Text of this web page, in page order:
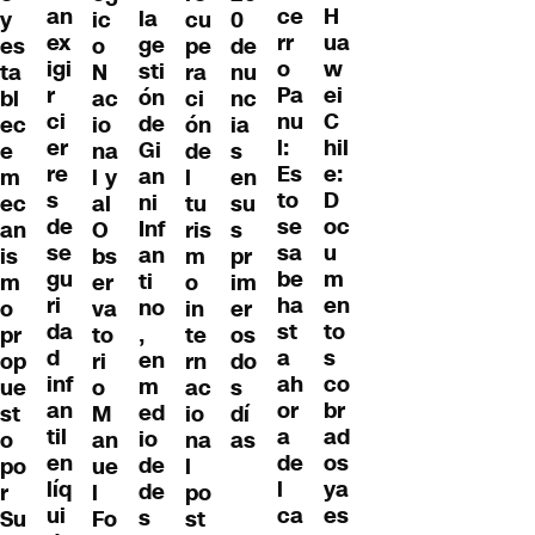
y
es
ta
bl
ec
e
m
ec
an
is
m
o
pr
op
ue
st
o
po
r
Su
an
ex
igi
r
ci
er
re
s
de
se
gu
ri
da
d
inf
an
til
en
líq
ui
ic
o
N
ac
io
na
l y
al
O
bs
er
va
to
ri
o
M
an
ue
l
Fo
la
ge
sti
ón
de
Gi
an
ni
Inf
an
ti
no
,
en
m
ed
io
de
de
s
cu
pe
ra
ci
ón
de
l
tu
ris
m
o
in
te
rn
ac
io
na
l
po
st
0
de
nu
nc
ia
s
en
su
s
pr
im
er
os
do
s
dí
as
ce
rr
o
Pa
nu
l:
Es
to
se
sa
be
ha
st
a
ah
or
a
de
l
ca
H
ua
w
ei
C
hil
e:
D
oc
u
m
en
to
s
co
br
ad
os
ya
es